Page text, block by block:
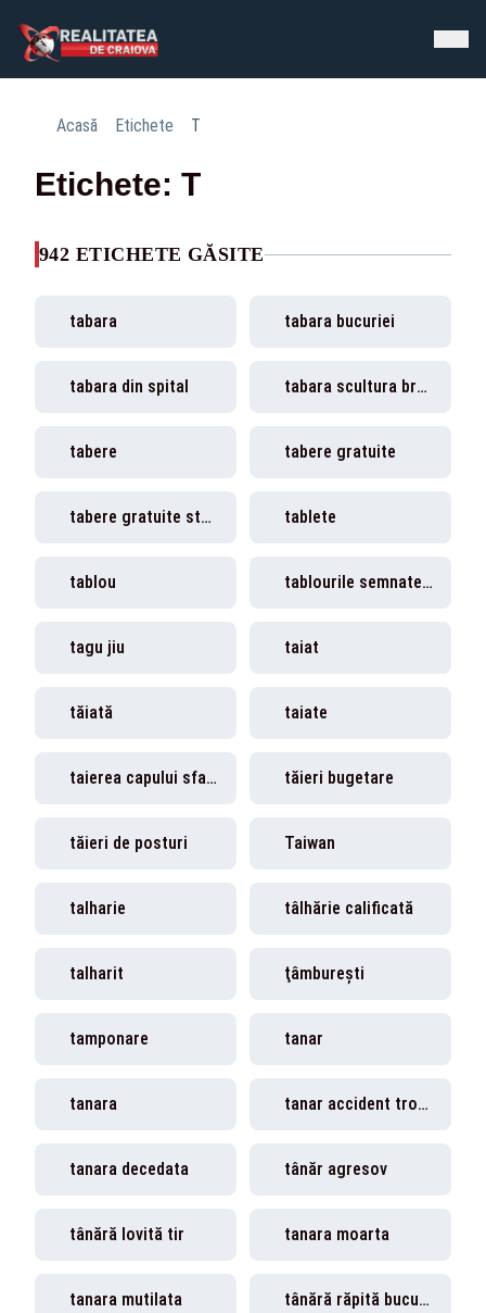
Acasă Etichete T
Etichete: T
942 ETICHETE GĂSITE
tabara tabara bucuriei
tabara din spital tabara scultura brancusi
tabere tabere gratuite
tabere gratuite studenti tablete
tablou tablourile semnate de Vincent van Gogh
tagu jiu taiat
tăiată taiate
taierea capului sfantului ioan botezatorul tăieri bugetare
tăieri de posturi Taiwan
talharie tâlhărie calificată
talharit ţâmbureşti
tamponare tanar
tanara tanar accident trotineta
tanara decedata tânăr agresov
tânără lovită tir tanara moarta
tanara mutilata tânără răpită bucurești